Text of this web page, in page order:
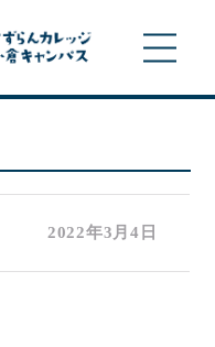
2022年3月4日